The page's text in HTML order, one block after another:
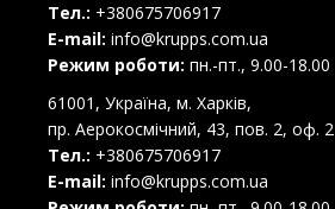
Тел.: +380675706917
E-mail: info@krupps.com.ua
Режим роботи: пн.-пт., 9.00-18.00
61001 , Україна, м. Харків,
пр. Аерокосмічний, 43, пов. 2, оф. 2
Тел.: +380675706917
E-mail: info@krupps.com.ua